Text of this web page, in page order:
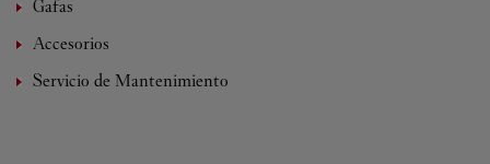
Gafas
Accesorios
Servicio de Mantenimiento